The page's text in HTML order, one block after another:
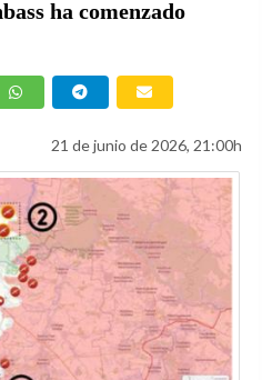
ha comenzado
21 de junio de 2026, 21:00h